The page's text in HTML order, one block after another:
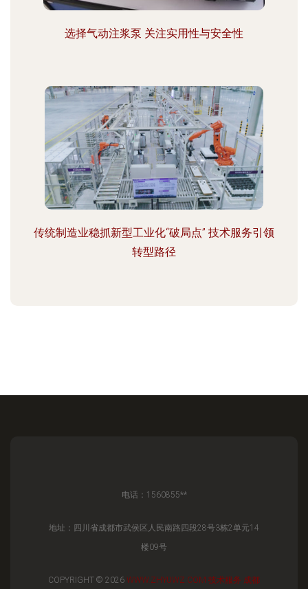
选择气动注浆泵 关注实用性与安全性
传统制造业稳抓新型工业化“破局点” 技术服务引领
转型路径
电话：1560855**
地址：四川省成都市武侯区人民南路四段28号3栋2单元14
楼09号
COPYRIGHT © 2026 WWW.ZHYUWZ.COM 技术服务 成都